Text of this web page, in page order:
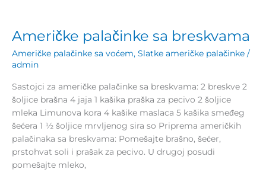
Američke palačinke sa breskvama
Američke palačinke sa voćem, Slatke američke palačinke /
admin
Sastojci za američke palačinke sa breskvama: 2 breskve 2
šoljice brašna 4 jaja 1 kašika praška za pecivo 2 šoljice
mleka Limunova kora 4 kašike maslaca 5 kašika smeđeg
šećera 1 ½ šoljice mrvljenog sira so Priprema američkih
palačinaka sa breskvama: Pomešajte brašno, šećer,
prstohvat soli i prašak za pecivo. U drugoj posudi
pomešajte mleko,
sa